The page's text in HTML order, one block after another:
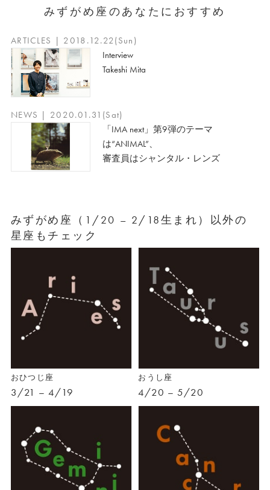
みずがめ座のあなたにおすすめ
ARTICLES | 2018.12.22(Sun)
Interview
Takeshi Mita
NEWS | 2020.01.31(Sat)
「IMA next」第9弾のテーマ
は“ANIMAL”、
審査員はシャンタル・レンズ
みずがめ座（1/20 – 2/18生まれ）以外の
星座もチェック
おひつじ座
3/21 – 4/19
おうし座
4/20 – 5/20